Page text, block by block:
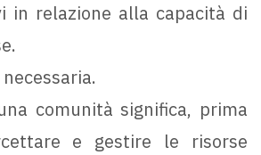
in relazione alla capacità di
comunità significa, prima
e gestire le risorse